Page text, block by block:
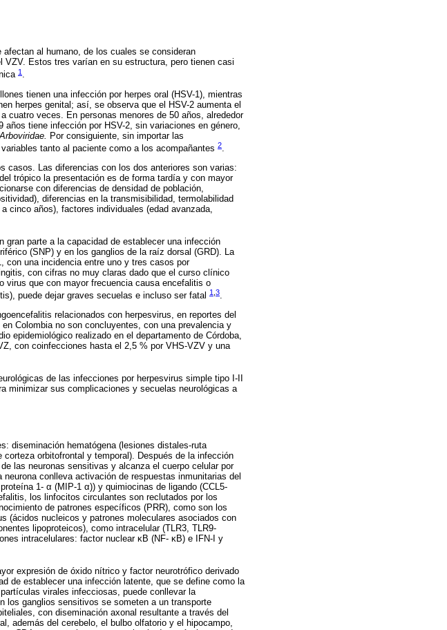
al humano, de los cuales se consideran
VZV. Estos tres varían en su estructura, pero tienen casi
1 .
tienen una infección por herpes oral (HSV-1), mientras
herpes genital; así, se observa que el HSV-2 aumenta el
cuatro veces. En personas menores de 50 años, alrededor
tiene infección por HSV-2, sin variaciones en género,
Arboviridae. Por consiguiente, sin importar las
tanto al paciente como a los acompañantes 2.
casos. Las diferencias con los dos anteriores son varias:
trópico la presentación es de forma tardía y con mayor
con diferencias de densidad de población,
diferencias en la transmisibilidad, termolabilidad
cinco años), factores individuales (edad avanzada,
gran parte a la capacidad de establecer una infección
(SNP) y en los ganglios de la raíz dorsal (GRD). La
con una incidencia entre uno y tres casos por
con cifras no muy claras dado que el curso clínico
virus que con mayor frecuencia causa encefalitis o
puede dejar graves secuelas e incluso ser fatal 1 3.
relacionados con herpesvirus, en reportes del
Colombia no son concluyentes, con una prevalencia y
epidemiológico realizado en el departamento de Córdoba,
con coinfecciones hasta el 2,5 % por VHS-VZV y una
de las infecciones por herpesvirus simple tipo I-II
minimizar sus complicaciones y secuelas neurológicas a
diseminación hematógena (lesiones distales-ruta
orbitofrontal y temporal). Después de la infección
las neuronas sensitivas y alcanza el cuerpo celular por
conlleva activación de respuestas inmunitarias del
1- α (MIP-1 α)) y quimiocinas de ligando (CCL5-
los linfocitos circulantes son reclutados por los
de patrones específicos (PRR), como son los
(ácidos nucleicos y patrones moleculares asociados con
lipoproteicos), como intracelular (TLR3, TLR9-
intracelulares: factor nuclear κB (NF- κB) e IFN-I y
expresión de óxido nítrico y factor neurotrófico derivado
de establecer una infección latente, que se define como la
virales infecciosas, puede conllevar la
los ganglios sensitivos se someten a un transporte
con diseminación axonal resultante a través del
además del cerebelo, el bulbo olfatorio y el hipocampo,